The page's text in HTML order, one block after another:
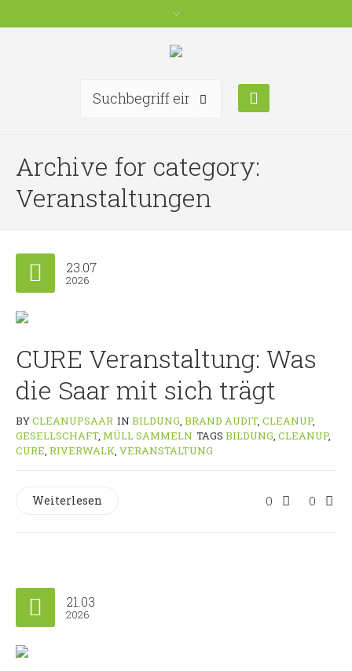
Archive for category:
Veranstaltungen
23.07
2026
CURE Veranstaltung: Was
die Saar mit sich trägt
BYCLEANUPSAAR IN BILDUNG, BRAND AUDIT, CLEANUP,
GESELLSCHAFT, MÜLL SAMMELN TAGS BILDUNG, CLEANUP,
CURE, RIVERWALK, VERANSTALTUNG
0 0
Weiterlesen
21.03
2026